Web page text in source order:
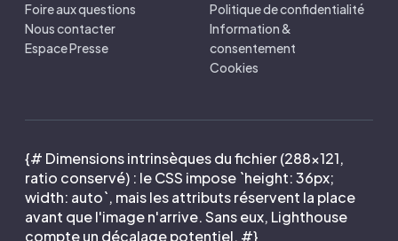
Foire aux questions
Nous contacter
Espace Presse
Politique de confidentialité
Information &
consentement
Cookies
{# Dimensions intrinsèques du fichier (288×121,
ratio conservé) : le CSS impose `height: 36px;
width: auto`, mais les attributs réservent la place
avant que l'image n'arrive. Sans eux, Lighthouse
compte un décalage potentiel. #}